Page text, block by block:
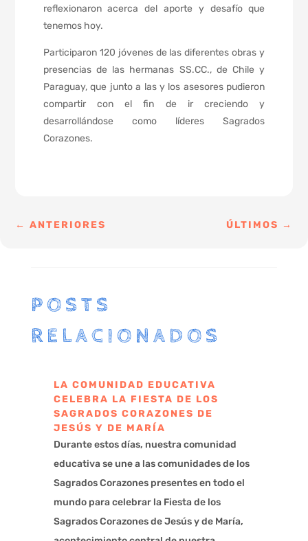
reflexionaron acerca del aporte y desafío que
tenemos hoy.
Participaron 120 jóvenes de las diferentes obras y
presencias de las hermanas SS.CC., de Chile y
Paraguay, que junto a las y los asesores pudieron
compartir con el fin de ir creciendo y
desarrollándose como líderes Sagrados
Corazones.
←ANTERIORES ÚLTIMOS →
POSTS
RELACIONADOS
LA COMUNIDAD EDUCATIVA
CELEBRA LA FIESTA DE LOS
SAGRADOS CORAZONES DE
JESÚS Y DE MARÍA
Durante estos días, nuestra comunidad
educativa se une a las comunidades de los
Sagrados Corazones presentes en todo el
mundo para celebrar la Fiesta de los
Sagrados Corazones de Jesús y de María,